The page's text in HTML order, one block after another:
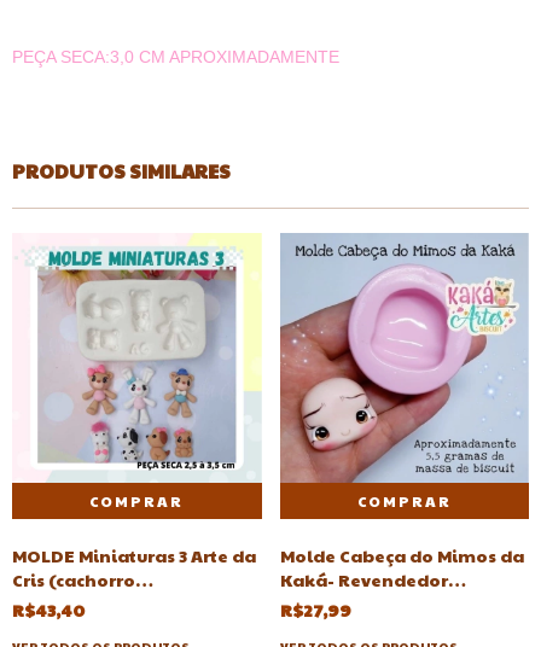
PEÇA SECA:3,0 CM APROXIMADAMENTE
PRODUTOS SIMILARES
MOLDE Miniaturas 3 Arte da
Cris (cachorro
,coelho,unicornio,urso)
R$43,40
Molde Cabeça do Mimos da
Kaká- Revendedor
autorizado-cabeca-
cabeças
R$27,99